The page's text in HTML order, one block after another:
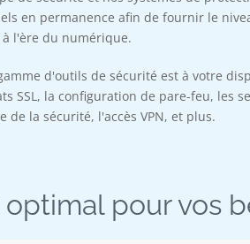
en permanence afin de fournir le
à l'ère du numérique.
d'outils de sécurité est à votre
SSL, la configuration de pare-feu, les
de la sécurité, l'accès VPN, et plus.
pour vos